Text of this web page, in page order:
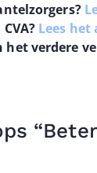
Lees
verdere